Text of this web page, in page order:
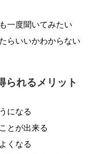
一度聞いてみたい
らいいかわからない
られるメリット
になる
とが出来る
くなる